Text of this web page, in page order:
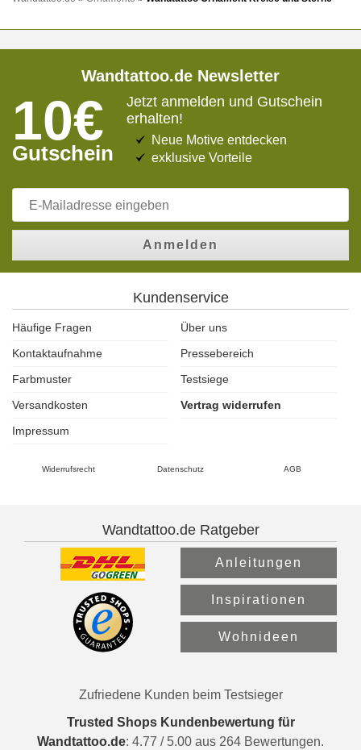
Wandtattoo.de Newsletter
10€
Gutschein
Jetzt anmelden und Gutschein
erhalten!
Neue Motive entdecken
exklusive Vorteile
Anmelden
Kundenservice
Häufige Fragen
Über uns
Kontaktaufnahme
Pressebereich
Farbmuster
Testsiege
Versandkosten
Vertrag widerrufen
Impressum
Widerrufsrecht Datenschutz AGB
Wandtattoo.de Ratgeber
Anleitungen
Inspirationen
Wohnideen
Zufriedene Kunden beim Testsieger
Trusted Shops Kundenbewertung für
Wandtattoo.de: 4.77 / 5.00 aus 264 Bewertungen.